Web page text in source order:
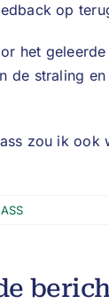
op
het
de straling
zou ik ook